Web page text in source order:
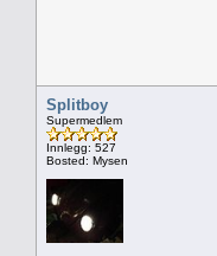
Splitboy
Supermedlem
Innlegg: 527
Bosted: Mysen